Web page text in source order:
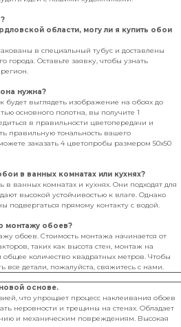
области, могу ли я купить обои
в специальный тубус и доставлены
Оставьте заявку, чтобы узнать
нужна?
будет выглядеть изображение на обоях до
основного полотна, вы получите 1
в правильности цветопередачи и
правильную тональность вашего
заказать 4 цветопробы размером 50х50
в ванных комнатах или кухнях?
ванных комнатах и кухнях. Они подходят для
высокой устойчивостью к влаге. Однако
подвергаться прямому контакту с водой.
монтажу обоев?
обоев. Стоимость монтажа начинается от
таких как высота стен, монтаж на
общее количество квадратных метров. Чтобы
все детали, пожалуйста, свяжитесь с нами.
основе.
что упрощает процесс наклеивания обоев
неровности и трещины на стенах. Обладает
и механическим повреждениям. Высокая